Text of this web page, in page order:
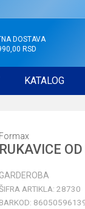
DOSTAVA
RSD
KATALOG
Formax
RUKAVICE
GARDEROBA
ARTIKLA: 28730
BARKOD: